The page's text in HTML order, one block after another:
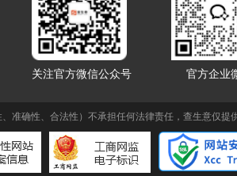
关注官方微信公众号 官方企业
准确性、合法性）不承担任何法律责任，查生意仅提